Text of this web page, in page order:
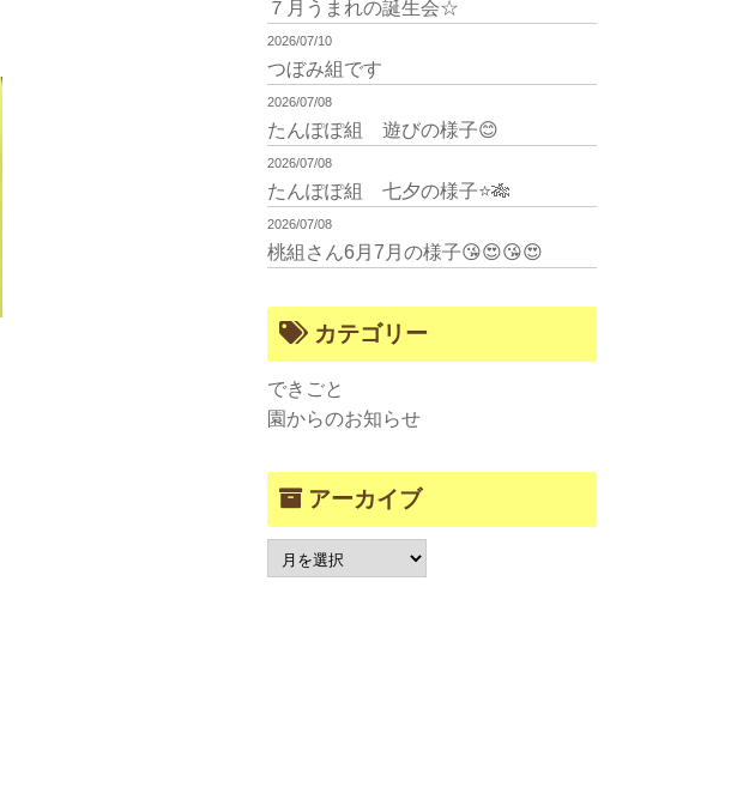
７月うまれの誕生会☆
2026/07/10
つぼみ組です
2026/07/08
たんぽぽ組 遊びの様子😊
2026/07/08
たんぽぽ組 七夕の様子⭐🎋
2026/07/08
桃組さん6月7月の様子😘😍😘😍
カテゴリー
できごと
園からのお知らせ
アーカイブ